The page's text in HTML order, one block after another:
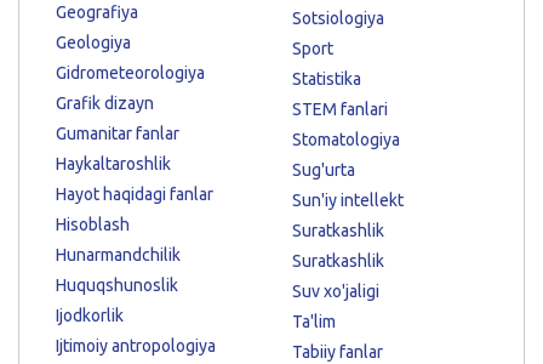
Geografiya
Geologiya
Gidrometeorologiya
Grafik dizayn
Gumanitar fanlar
Haykaltaroshlik
Hayot haqidagi fanlar
Hisoblash
Hunarmandchilik
Huquqshunoslik
Ijodkorlik
Ijtimoiy antropologiya
Sotsiologiya
Sport
Statistika
STEM fanlari
Stomatologiya
Sug'urta
Sun'iy intellekt
Suratkashlik
Suratkashlik
Suv xo'jaligi
Ta'lim
Tabiiy fanlar